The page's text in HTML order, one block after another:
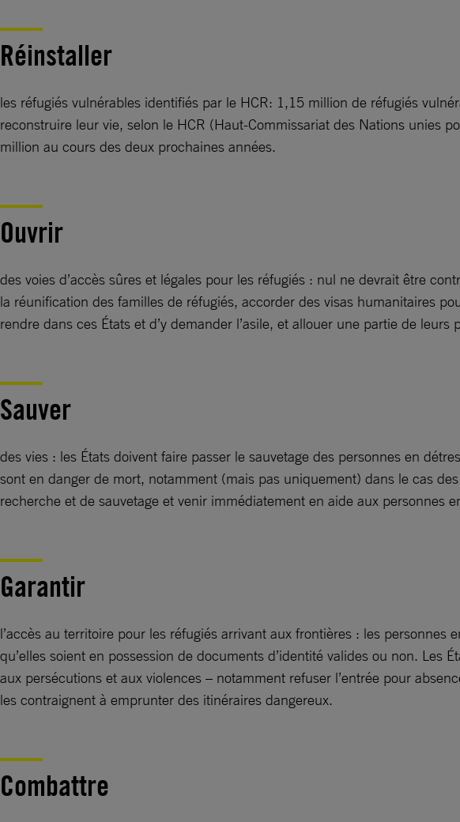
Réinstaller
les réfugiés vulnérables identifiés par le HCR: 1,15 million de réfugiés
reconstruire leur vie, selon le HCR (Haut-Commissariat des Nations unies
million au cours des deux prochaines années.
Ouvrir
des voies d’accès sûres et légales pour les réfugiés : nul ne devrait être
la réunification des familles de réfugiés, accorder des visas humanitaires
rendre dans ces États et d’y demander l’asile, et allouer une partie de
Sauver
des vies : les États doivent faire passer le sauvetage des personnes en
sont en danger de mort, notamment (mais pas uniquement) dans le cas
recherche et de sauvetage et venir immédiatement en aide aux personnes
Garantir
l’accès au territoire pour les réfugiés arrivant aux frontières : les
qu’elles soient en possession de documents d’identité valides ou non.
aux persécutions et aux violences – notamment refuser l’entrée pour
les contraignent à emprunter des itinéraires dangereux.
Combattre